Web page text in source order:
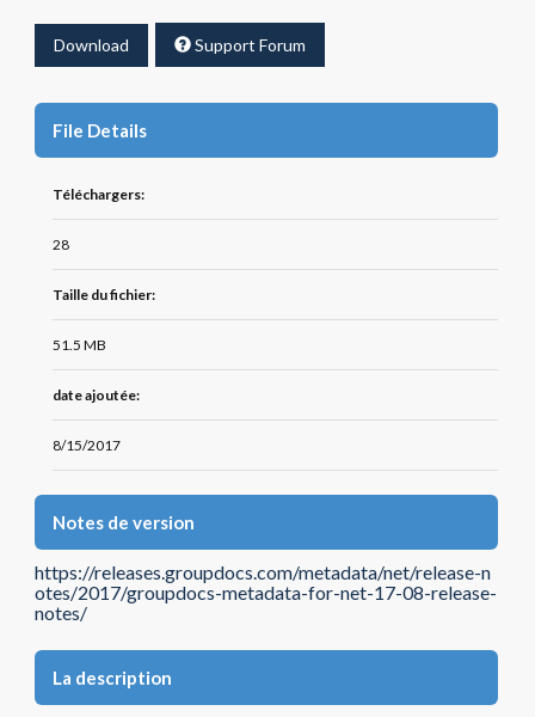
Download Support Forum
File Details
Téléchargers:
28
Taille du fichier:
51.5 MB
date ajoutée:
8/15/2017
Notes de version
https://releases.groupdocs.com/metadata/net/release-n
otes/2017/groupdocs-metadata-for-net-17-08-release-
notes/
La description